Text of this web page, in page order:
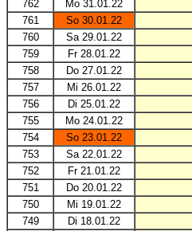
762
Mo 31.01.22
761
So 30.01.22
760
Sa 29.01.22
759
Fr 28.01.22
758
Do 27.01.22
757
Mi 26.01.22
756
Di 25.01.22
755
Mo 24.01.22
754
So 23.01.22
753
Sa 22.01.22
752
Fr 21.01.22
751
Do 20.01.22
750
Mi 19.01.22
749
Di 18.01.22